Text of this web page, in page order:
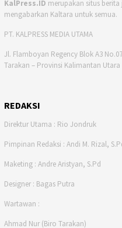
KalPress.ID merupakan situs
mengabarkan Kaltara untuk semua.
PT. KALPRESS MEDIA UTAMA
Jl. Flamboyan Regency Blok A3
Tarakan – Provinsi Kalimantan Utara
REDAKSI
Direktur Utama : Rio Jondruk
Pimpinan Redaksi : Andi M. Rizal,
Maketing : Andre Aristyan, S.Pd
Designer : Bagas Putra
Wartawan :
Ahmad Nur (Biro Tarakan)